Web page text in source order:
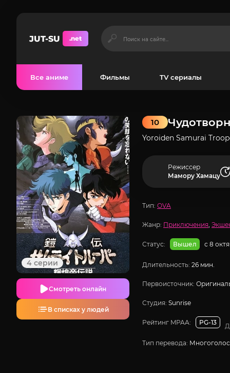
JUT-SU .net
Все аниме Фильмы TV сериалы
10
Yoroiden Samurai
4 серии
Смотреть онлайн
В списках у людей
Режиссер
Мамору Хамацу
Тип: OVA
Жанр: Приключения,
Статус: Вышел с 8
Длительность: 26 мин.
Первоисточник:
Студия: Sunrise
Рейтинг MPAA: PG-13
Тип перевода: